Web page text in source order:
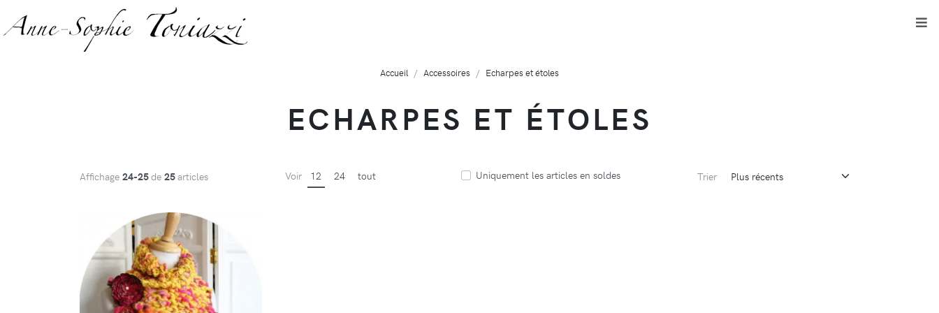
Accueil Accessoires Echarpes et étoles
ECHARPES ET ÉTOLES
Affichage 24-25de 25articles Voir 12 24 tout Uniquement les articles en soldes Trier